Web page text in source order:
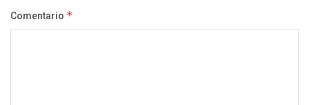
Comentario *